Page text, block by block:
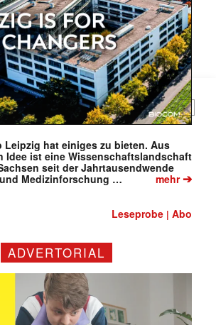
Leipzig hat einiges zu bieten. Aus
Idee ist eine Wissenschaftslandschaft
seit der Jahrtausendwende
Medizinforschung …
mehr➔
Leseprobe |Abo
ADVERTORIAL